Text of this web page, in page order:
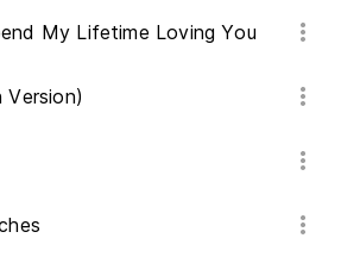
My Lifetime Loving You
Version)